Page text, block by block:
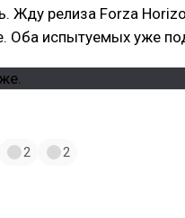
Жду релиза Forza
Оба испытуемых уже
2 2